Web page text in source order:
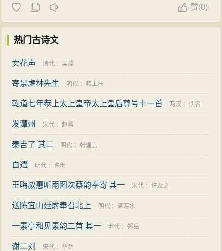
赞(0)
热门古诗文
卖花声 清代 ：吴藻
寄景虚林先生 明代 ：韩上桂
乾道七年恭上太上皇帝太上皇后尊号十一首 两汉 ：佚名
发潭州 宋代 ：赵蕃
秦吉了 其二 明代 ： 张煌言
自遣 明代 ：许继
王晦叔惠听雨图次蔡韵奉寄 其一 宋代 ：许及之
送陈宜山廷尉奉召北上 明代 ： 湛若水
一素亭和见素韵二首 其一 明代 ：郑岳
谢二刘 宋代 ：华岳